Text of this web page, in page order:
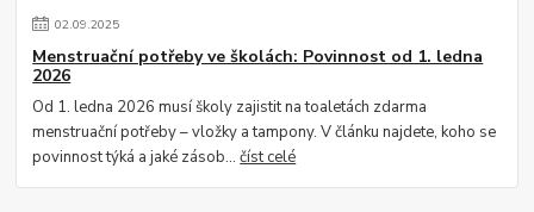
02.09.2025
Menstruační potřeby ve školách: Povinnost od 1. ledna
2026
Od 1. ledna 2026 musí školy zajistit na toaletách zdarma
menstruační potřeby – vložky a tampony. V článku najdete, koho se
povinnost týká a jaké zásob...číst celé